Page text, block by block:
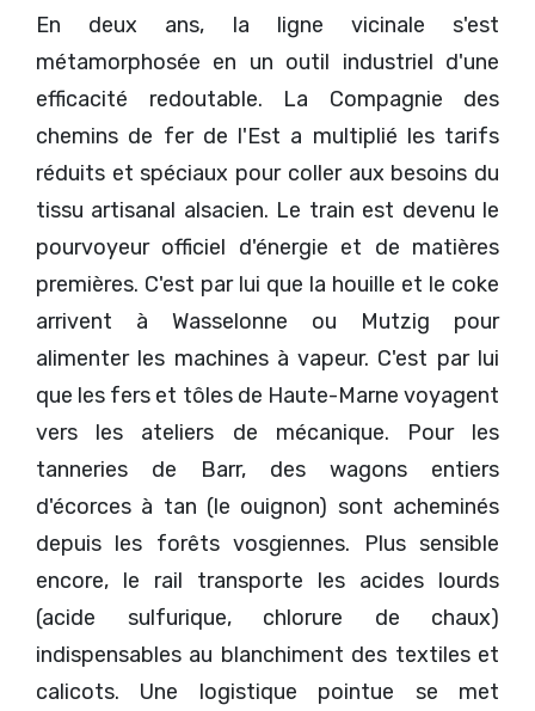
En deux ans, la ligne vicinale s'est
métamorphosée en un outil industriel d'une
efficacité redoutable. La Compagnie des
chemins de fer de l'Est a multiplié les tarifs
réduits et spéciaux pour coller aux besoins du
tissu artisanal alsacien. Le train est devenu le
pourvoyeur officiel d'énergie et de matières
premières. C'est par lui que la houille et le coke
arrivent à Wasselonne ou Mutzig pour
alimenter les machines à vapeur. C'est par lui
que les fers et tôles de Haute-Marne voyagent
vers les ateliers de mécanique. Pour les
tanneries de Barr, des wagons entiers
d'écorces à tan (le ouignon) sont acheminés
depuis les forêts vosgiennes. Plus sensible
encore, le rail transporte les acides lourds
(acide sulfurique, chlorure de chaux)
indispensables au blanchiment des textiles et
calicots. Une logistique pointue se met